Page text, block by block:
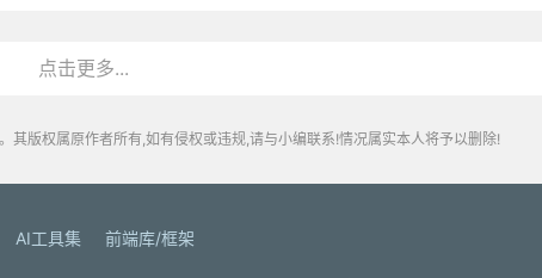
点击更多...
其版权属原作者所有,如有侵权或违规,请与小编联系!情况属实本人将予以删除!
AI工具集 前端库/框架